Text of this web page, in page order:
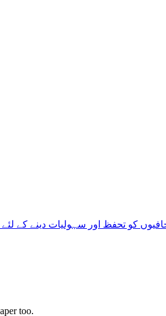
کو تحفظ اور سہولیات دینے کے
too.